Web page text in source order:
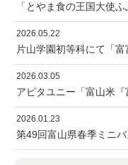
「とやま食の王国大使
2026.05.22
片山学園初等科にて「
2026.03.05
アピタユニー「富山米
2026.01.23
第49回富山県春季ミニ